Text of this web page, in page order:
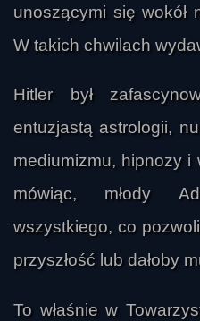
unoszącymi się wokół
W takich chwilach
Hitler był
entuzjastą astrologii,
mediumizmu, hipnozy i
mówiąc, młody
wszystkiego, co
przyszłość lub dałoby
To właśnie w